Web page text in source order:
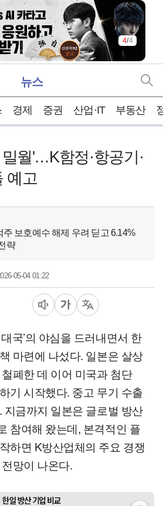
4/4
뉴스
경제 증권 산업·IT 부동산
월'…K함정·항공기·
예고
주 보호예수 해제 우려 딛고 6.14%
략
05-04 01:22
국’의 야심을 드러내면서 한
마련에 나섰다. 일본은 살상
폐한 데 이어 미국과 첨단
기 시작했다. 중고 무기 수출
지금까지 일본은 글로벌 방산
참여해 왔는데, 본격적인 플
하면 K방산업체의 주요 경쟁
망이 나온다.